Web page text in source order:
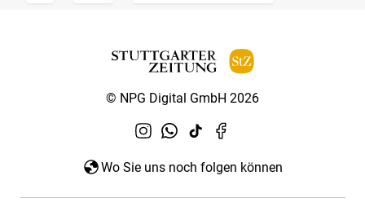
© NPG Digital GmbH 2026
Wo Sie uns noch folgen können